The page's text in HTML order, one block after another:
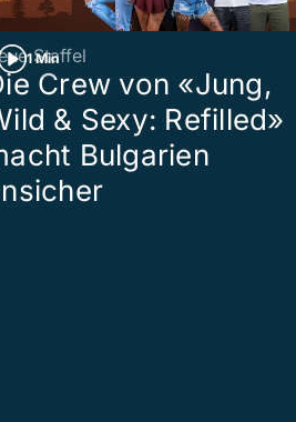
1 Min
Staffel
Crew von «Jung,
& Sexy: Refilled»
Bulgarien